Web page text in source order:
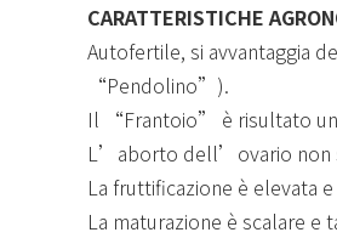
CARATTERISTICHE
Autofertile, si
“Pendolino”).
Il “Frantoio” è risultato
L’aborto dell’ovario non
La fruttificazione è elevata
La maturazione è scalare e